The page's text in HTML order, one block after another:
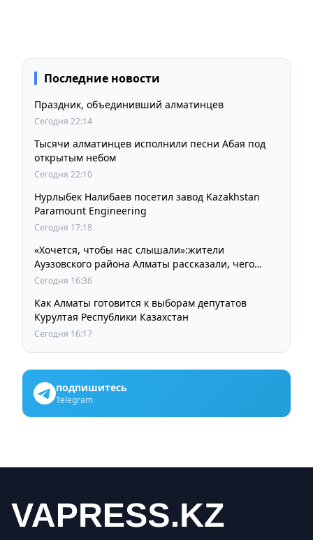
Последние новости
Праздник, объединивший алматинцев
Сегодня 22:14
Тысячи алматинцев исполнили песни Абая под
открытым небом
Сегодня 22:10
Нурлыбек Налибаев посетил завод Kazakhstan
Paramount Engineering
Сегодня 17:18
«Хочется, чтобы нас слышали»:жители
Ауэзовского района Алматы рассказали, чего
ждут от выборов депутатов Курултая
Сегодня 16:36
Как Алматы готовится к выборам депутатов
Курултая Республики Казахстан
Сегодня 16:17
подпишитесь
Telegram